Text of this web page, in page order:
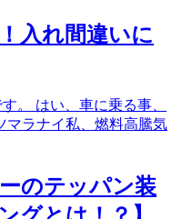
入れ間違いに
。 はい、車に乗る事、
マラナイ私、燃料高騰気
のテッパン装